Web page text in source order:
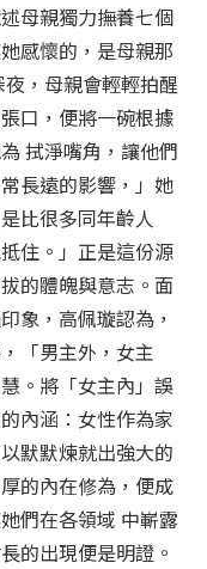
母親獨力撫養七個
感懷的，是母親那
，母親會輕輕拍醒
口，便將一碗根據
拭淨嘴角，讓他們
長遠的影響，」她
比很多同年齡人
住。」正是這份源
的體魄與意志。面
象，高佩璇認為，
「男主外，女主
。將「女主內」誤
內涵：女性作為家
默默煉就出強大的
的內在修為，便成
們在各領域 中嶄露
的出現便是明證。